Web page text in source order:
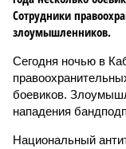
Сотрудники
злоумышленников.
Сегодня ночью в
боевиков.
нападения
Национальный